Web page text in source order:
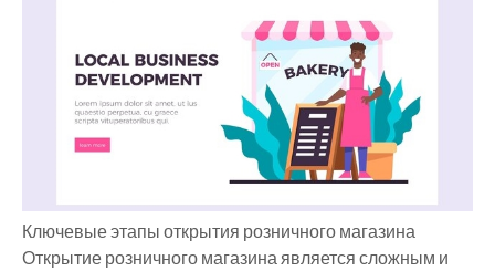
Ключевые этапы открытия розничного магазина
Открытие розничного магазина является сложным и